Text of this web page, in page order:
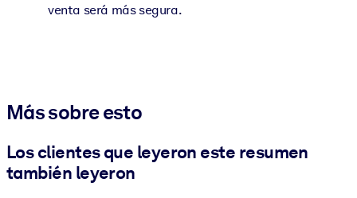
venta será más segura.
Más sobre esto
Los clientes que leyeron este resumen
también leyeron